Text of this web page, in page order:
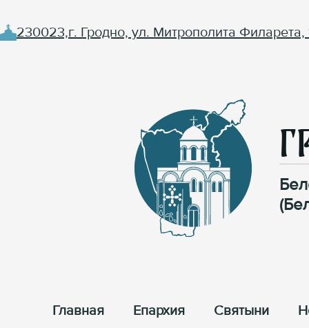
230023,г. Гродно, ул. Митрополита Филарета,
Главная Епархия Cвятыни